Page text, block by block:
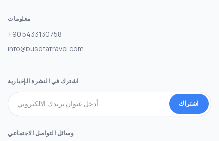
معلومات
+90 5433130758
info@busetatravel.com
اشترك في النشرة الإخبارية
اشتراك
وسائل التواصل الاجتماعي